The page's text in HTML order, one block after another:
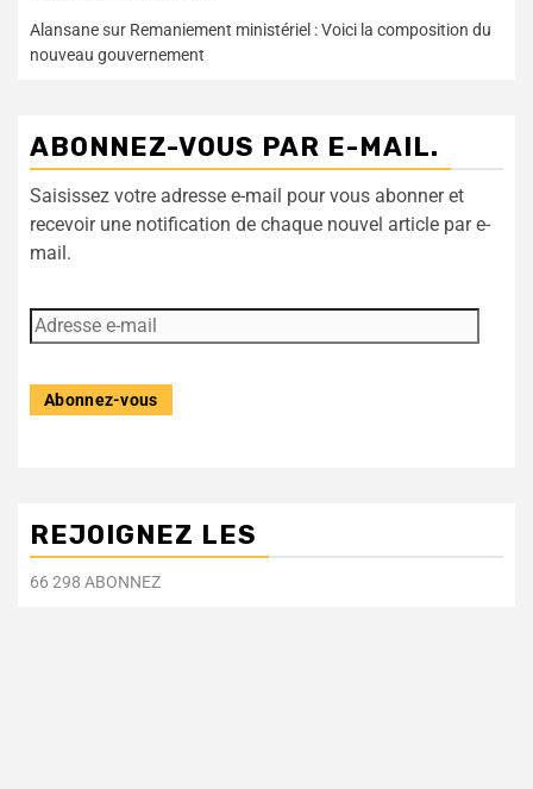
Alansanesur Remaniement ministériel : Voici la composition du
nouveau gouvernement
ABONNEZ-VOUS PAR E-MAIL.
Saisissez votre adresse e-mail pour vous abonner et
recevoir une notification de chaque nouvel article par e-
mail.
Abonnez-vous
REJOIGNEZ LES
66 298 ABONNEZ